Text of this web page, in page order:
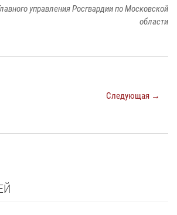
управления Росгвардии по Московской
области
Следующая →